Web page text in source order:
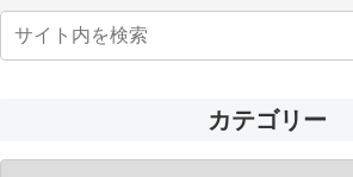
カテゴリー